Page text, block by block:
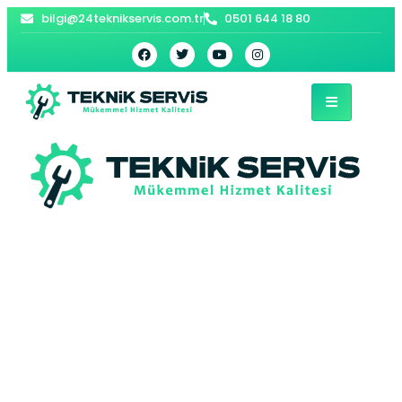
bilgi@24teknikservis.com.tr 0501 644 18 80